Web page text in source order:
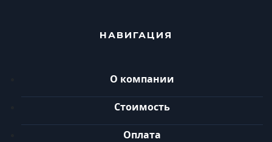
НАВИГАЦИЯ
О компании
Стоимость
Оплата